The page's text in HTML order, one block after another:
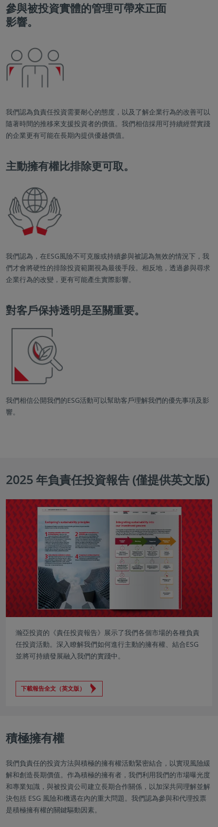
參與被投資實體的管理可帶來正面
影響。
我們認為負責任投資需要耐心的態度，以及了解企業行為的改善可以
隨著時間的推移來支援投資者的價值。我們相信採用可持續經營實踐
的企業更有可能在長期內提供優越價值。
主動擁有權比排除更可取。
我們認為，在ESG風險不可克服或持續參與被認為無效的情況下，我
們才會將硬性的排除投資範圍視為最後手段。相反地，透過參與尋求
企業行為的改變，更有可能產生實際影響。
對客戶保持透明是至關重要。
我們相信公開我們的ESG活動可以幫助客戶理解我們的優先事項及影
響。
2025 年負責任投資報告 (僅提供英文版)
瀚亞投資的《責任投資報告》展示了我們各個市場的各種負責
任投資活動。深入瞭解我們如何進行主動的擁有權、結合ESG
並將可持續發展融入我們的實踐中。
下載報告全文（英文版）
積極擁有權
我們負責任的投資方法與積極的擁有權活動緊密結合，以實現風險緩
解和創造長期價值。作為積極的擁有者，我們利用我們的市場曝光度
和專業知識，與被投資公司建立長期合作關係，以加深共同理解並解
決包括 ESG 風險和機遇在內的重大問題。我們認為參與和代理投票
是積極擁有權的關鍵驅動因素。